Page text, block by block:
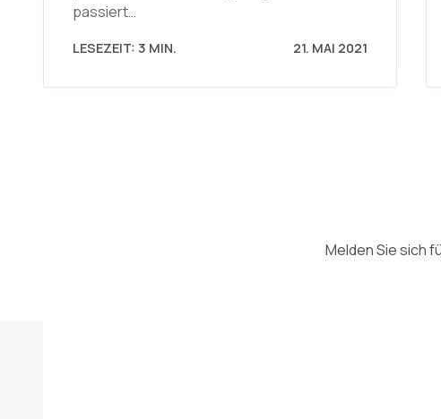
passiert…
LESEZEIT: 3 MIN. 21. MAI 2021
Melden Sie sich